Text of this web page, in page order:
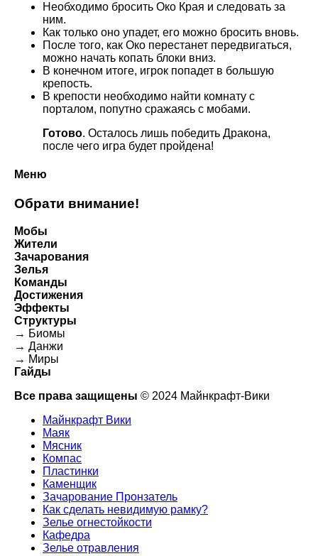
Необходимо бросить Око Края и следовать за
ним.
Как только оно упадет, его можно бросить вновь.
После того, как Око перестанет передвигаться,
можно начать копать блоки вниз.
В конечном итоге, игрок попадет в большую
крепость.
В крепости необходимо найти комнату с
порталом, попутно сражаясь с мобами.
Готово. Осталось лишь победить Дракона,
после чего игра будет пройдена!
Меню
Обрати внимание!
Мобы
Жители
Зачарования
Зелья
Команды
Достижения
Эффекты
Структуры
→ Биомы
→ Данжи
→ Миры
Гайды
Все права защищены © 2024 Майнкрафт-Вики
Майнкрафт Вики
Маяк
Мясник
Компас
Пластинки
Каменщик
Зачарование Пронзатель
Как сделать невидимую рамку?
Зелье огнестойкости
Кафедра
Зелье отравления